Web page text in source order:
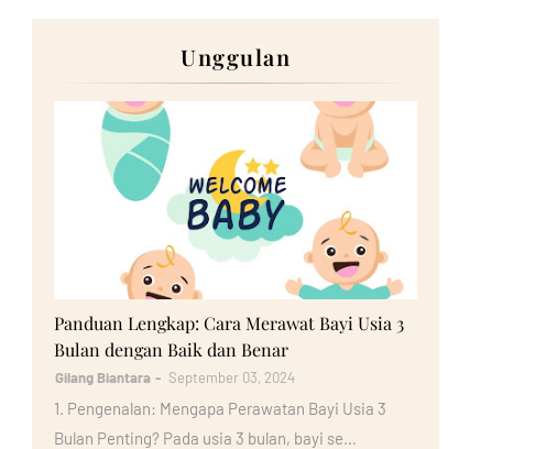
Unggulan
Panduan Lengkap: Cara Merawat Bayi Usia 3
Bulan dengan Baik dan Benar
Gilang Biantara September 03, 2024
1. Pengenalan: Mengapa Perawatan Bayi Usia 3
Bulan Penting? Pada usia 3 bulan, bayi se…